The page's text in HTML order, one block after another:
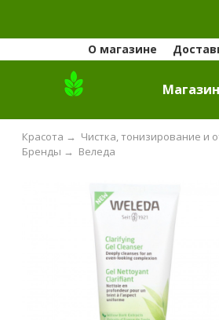
О магазине
Магазин
Красота → Чистка, тонизирование и
Веледа
Бренды →